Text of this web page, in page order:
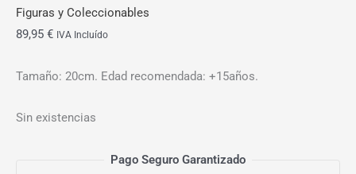
Figuras y Coleccionables
89,95 € IVA Incluído
Tamaño: 20cm. Edad recomendada: +15años.
Sin existencias
Pago Seguro Garantizado